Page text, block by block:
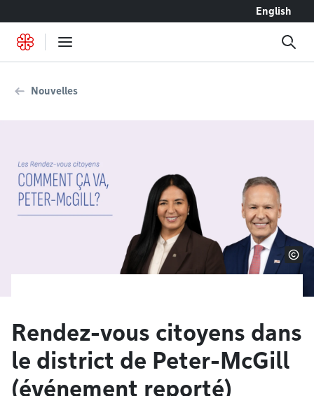
English
Nouvelles
Rendez-vous citoyens dans
le district de Peter-McGill
(événement reporté)